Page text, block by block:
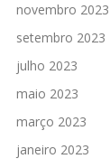
novembro 2023
setembro 2023
julho 2023
maio 2023
março 2023
janeiro 2023